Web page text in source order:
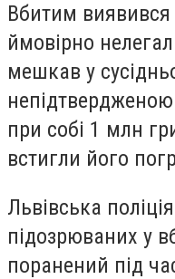
Вбитим виявився
ймовірно
мешкав у
при собі 1 млн
встигли його
Львівська
підозрюваних у
поранений під